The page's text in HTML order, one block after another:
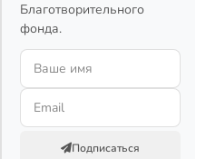
Благотворительного
фонда.
Подписаться